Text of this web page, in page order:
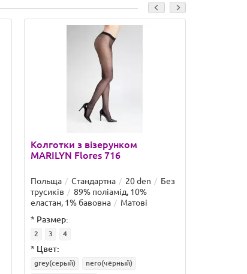
Колготки з візерунком
MARILYN Flores 716
Польща Стандартна 20 den
Без
трусиків
89% поліамід, 10%
еластан, 1% бавовна
Матові
* Размер:
2 3 4
* Цвет:
grey(серый)
nero(чёрный)